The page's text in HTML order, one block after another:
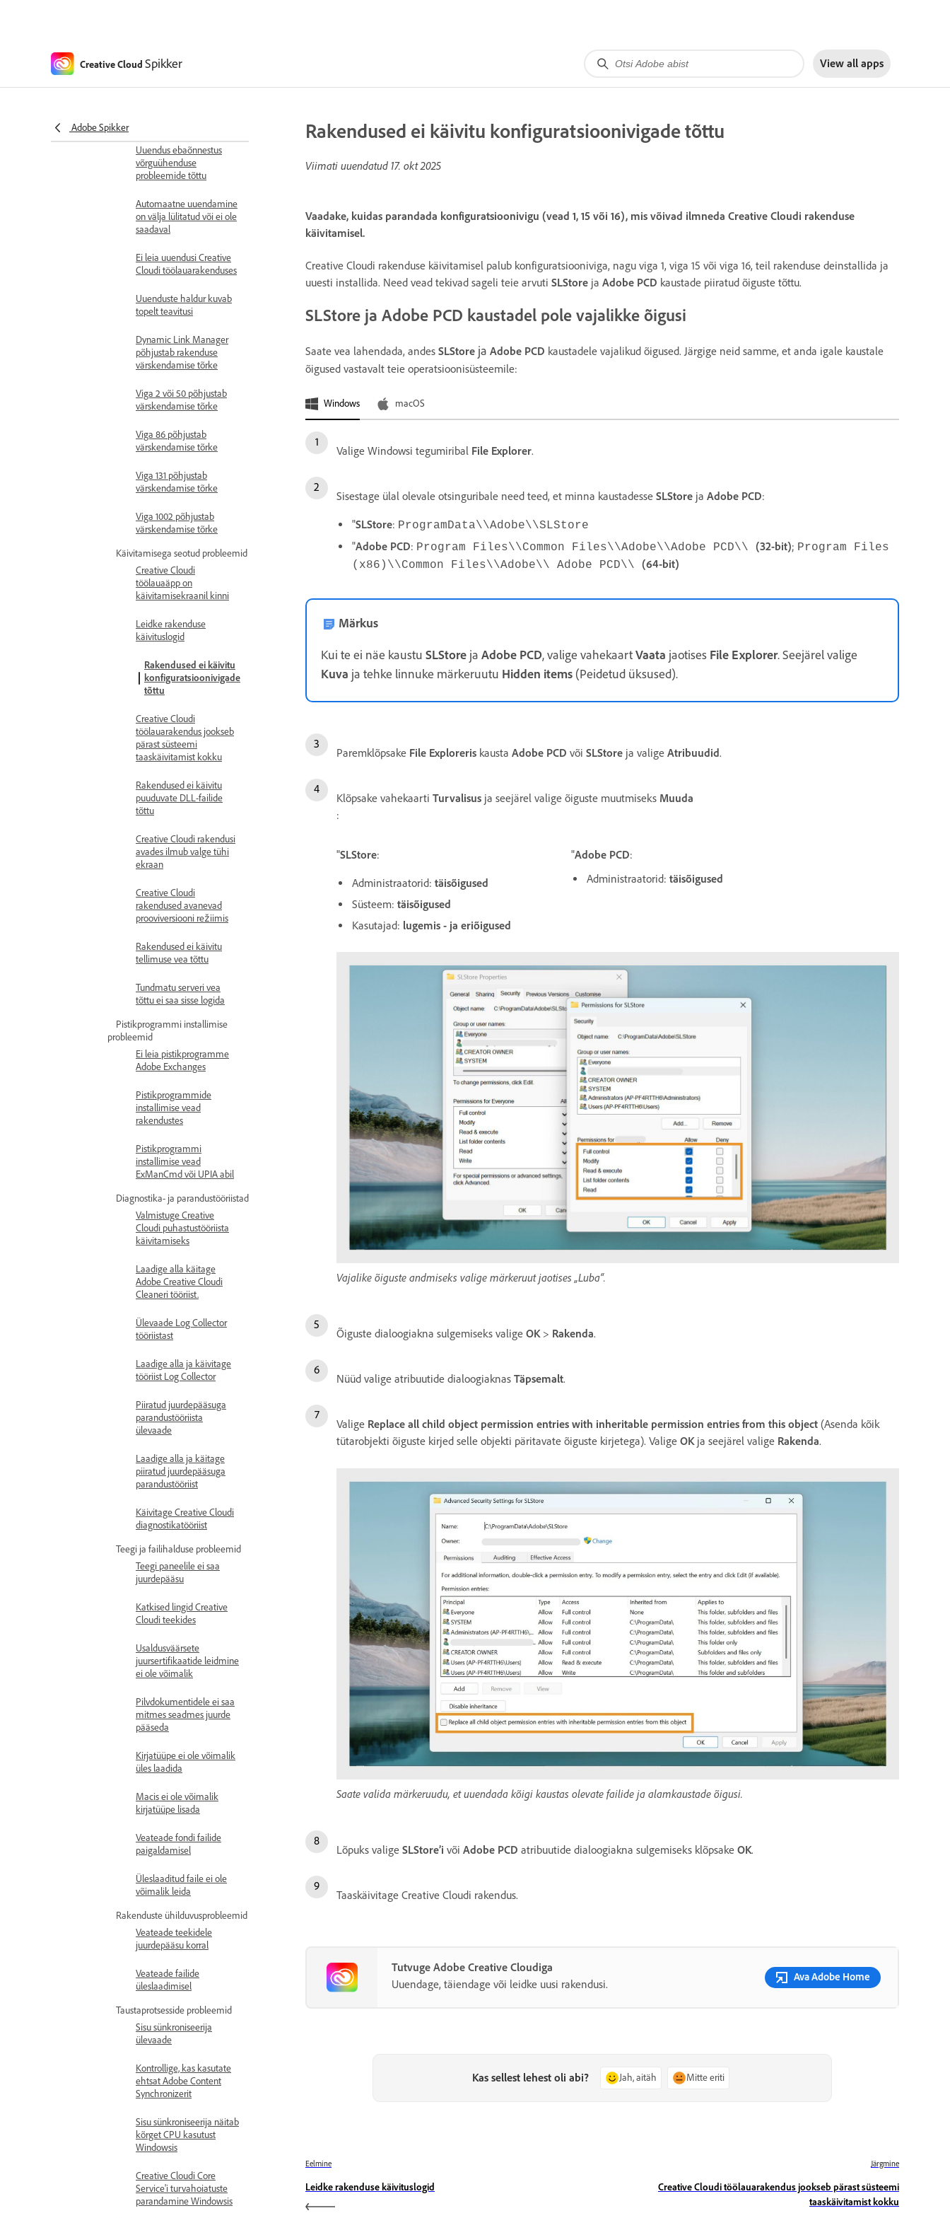
Creative Cloud Spikker View all apps
Adobe Spikker
Installimise ja uuendamise
Uuendus ebaõnnestus
võrguühenduse
probleemide tõttu
Automaatne uuendamine
on välja lülitatud või ei ole
saadaval
Ei leia uuendusi Creative
Cloudi töölauarakenduses
Uuenduste haldur kuvab
topelt teavitusi
Dynamic Link Manager
põhjustab rakenduse
värskendamise tõrke
Viga 2 või 50 põhjustab
värskendamise tõrke
Viga 86 põhjustab
värskendamise tõrke
Viga 131 põhjustab
värskendamise tõrke
Viga 1002 põhjustab
värskendamise tõrke
Käivitamisega seotud probleemid
Creative Cloudi
töölauaäpp on
käivitamisekraanil kinni
Leidke rakenduse
käivituslogid
Rakendused ei käivitu
konfiguratsioonivigade
tõttu
Creative Cloudi
töölauarakendus jookseb
pärast süsteemi
taaskäivitamist kokku
Rakendused ei käivitu
puuduvate DLL-failide
tõttu
Creative Cloudi rakendusi
avades ilmub valge tühi
ekraan
Creative Cloudi
rakendused avanevad
prooviversiooni režiimis
Rakendused ei käivitu
tellimuse vea tõttu
Tundmatu serveri vea
tõttu ei saa sisse logida
Pistikprogrammi installimise
probleemid
Ei leia pistikprogramme
Adobe Exchanges
Pistikprogrammide
installimise vead
rakendustes
Pistikprogrammi
installimise vead
ExManCmd või UPIA abil
Diagnostika- ja parandustööriistad
Valmistuge Creative
Cloudi puhastustööriista
käivitamiseks
Laadige alla käitage
Adobe Creative Cloudi
Cleaneri tööriist.
Ülevaade Log Collector
tööriistast
Laadige alla ja käivitage
tööriist Log Collector
Piiratud juurdepääsuga
parandustööriista
ülevaade
Laadige alla ja käitage
piiratud juurdepääsuga
parandustööriist
Käivitage Creative Cloudi
diagnostikatööriist
Teegi ja failihalduse probleemid
Teegi paneelile ei saa
juurdepääsu
Katkised lingid Creative
Cloudi teekides
Usaldusväärsete
juursertifikaatide leidmine
ei ole võimalik
Pilvdokumentidele ei saa
mitmes seadmes juurde
pääseda
Kirjatüüpe ei ole võimalik
üles laadida
Macis ei ole võimalik
kirjatüüpe lisada
Veateade fondi failide
paigaldamisel
Üleslaaditud faile ei ole
võimalik leida
Rakenduste ühilduvusprobleemid
Veateade teekidele
juurdepääsu korral
Veateade failide
üleslaadimisel
Taustaprotsesside probleemid
Sisu sünkroniseerija
ülevaade
Kontrollige, kas kasutate
ehtsat Adobe Content
Synchronizerit
Sisu sünkroniseerija näitab
kõrget CPU kasutust
Windowsis
Creative Cloudi Core
Service'i turvahoiatuste
parandamine Windowsis
Rakendused ei käivitu konfiguratsioonivigade tõttu
Viimati uuendatud 17. okt 2025
Vaadake, kuidas parandada konfiguratsioonivigu (vead 1, 15 või 16), mis võivad ilmneda Creative Cloudi rakenduse
käivitamisel.
Creative Cloudi rakenduse käivitamisel palub konfiguratsiooniviga, nagu viga 1, viga 15 või viga 16, teil rakenduse deinstallida ja
uuesti installida. Need vead tekivad sageli teie arvuti SLStore ja Adobe PCD kaustade piiratud õiguste tõttu.
SLStore ja Adobe PCD kaustadel pole vajalikke õigusi
Saate vea lahendada, andes SLStore ja Adobe PCD kaustadele vajalikud õigused. Järgige neid samme, et anda igale kaustale
õigused vastavalt teie operatsioonisüsteemile:
Windows macOS
Valige Windowsi tegumiribal File Explorer.
Sisestage ülal olevale otsinguribale need teed, et minna kaustadesse SLStore ja Adobe PCD:
"SLStore: ProgramData\\Adobe\\SLStore
"Adobe PCD: Program Files\\Common Files\\Adobe\\Adobe PCD\\ (32-bit); Program Files
(x86)\\Common Files\\Adobe\\ Adobe PCD\\ (64-bit)
Märkus
Kui te ei näe kaustu SLStore ja Adobe PCD, valige vahekaartVaata jaotises File Explorer. Seejärel valige
Kuva ja tehke linnuke märkeruutu Hidden items (Peidetud üksused).
Paremklõpsake File Exploreris kausta Adobe PCD või SLStore ja valige Atribuudid.
Klõpsake vahekaarti Turvalisus ja seejärel valige õiguste muutmiseks Muuda
:
"SLStore:
Administraatorid: täisõigused
Süsteem: täisõigused
Kasutajad: lugemis - ja eriõigused
"Adobe PCD:
Administraatorid: täisõigused
Vajalike õiguste andmiseks valige märkeruut jaotises „Luba“.
Õiguste dialoogiakna sulgemiseks valige OK> Rakenda.
Nüüd valige atribuutide dialoogiaknas Täpsemalt.
Valige Replace all child object permission entries with inheritable permission entries from this object (Asenda kõik
tütarobjekti õiguste kirjed selle objekti päritavate õiguste kirjetega). Valige OKja seejärel valige Rakenda.
Saate valida märkeruudu, et uuendada kõigi kaustas olevate failide ja alamkaustade õigusi.
Lõpuks valige SLStore’i või Adobe PCD atribuutide dialoogiakna sulgemiseks klõpsake OK.
Taaskäivitage Creative Cloudi rakendus.
Tutvuge Adobe Creative Cloudiga
Uuendage, täiendage või leidke uusi rakendusi.
Ava Adobe Home
Kas sellest lehest oli abi? Jah, aitäh Mitte eriti
Eelmine
Leidke rakenduse käivituslogid
Järgmine
Creative Cloudi töölauarakendus jookseb pärast süsteemi
taaskäivitamist kokku